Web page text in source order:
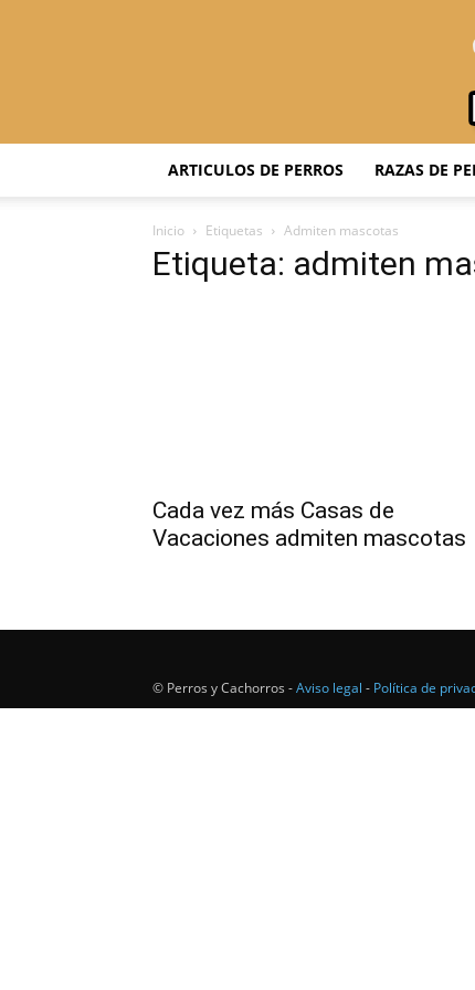
ARTICULOS DE PERROS RAZAS DE
Inicio Etiquetas Admiten mascotas
Etiqueta: admiten
Cada vez más Casas de
Vacaciones admiten mascotas
© Perros y Cachorros -Aviso legal - Política de